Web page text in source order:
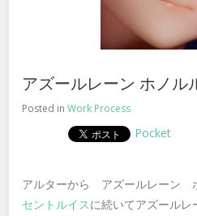
アズールレーン ホノル
Posted inWork Process
Pocket
アルターから アズールレーン
セントルイスに続いてアズールレ